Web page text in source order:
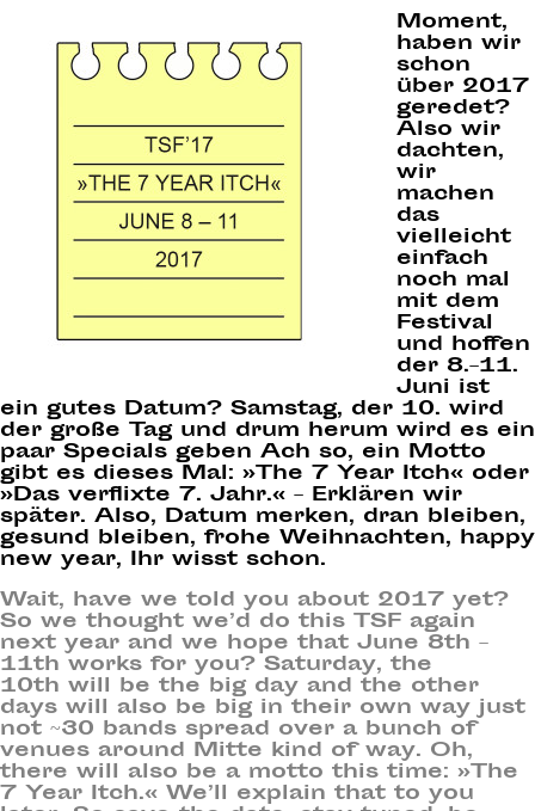
Moment,
haben wir
schon
über 2017
geredet?
Also wir
dachten,
wir
machen
das
vielleicht
einfach
noch mal
mit dem
Festival
und hoffen
der 8.–11.
Juni ist
ein gutes Datum? Samstag, der 10. wird
der große Tag und drum herum wird es ein
paar Specials geben Ach so, ein Motto
gibt es dieses Mal: »The 7 Year Itch« oder
»Das verflixte 7. Jahr.« – Erklären wir
später. Also, Datum merken, dran bleiben,
gesund bleiben, frohe Weihnachten, happy
new year, Ihr wisst schon.
Wait, have we told you about 2017 yet?
So we thought we’d do this TSF again
next year and we hope that June 8th –
11th works for you? Saturday, the
10th will be the big day and the other
days will also be big in their own way just
not ~30 bands spread over a bunch of
venues around Mitte kind of way. Oh,
there will also be a motto this time: »The
7 Year Itch.« We’ll explain that to you